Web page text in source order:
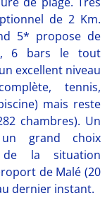
de 2 Km.
5* propose de
6 bars le tout
excellent niveau
tennis,
mais reste
chambres). Un
un grand choix
de la situation
de Malé (20
dernier instant.